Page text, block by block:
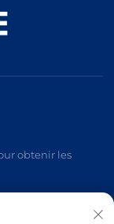
obtenir les